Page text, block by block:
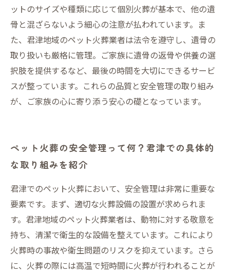
ットのサイズや種類に応じて個別火葬が基本で、他の遺
骨と混ざらないよう細心の注意が払われています。ま
た、君津地域のペット火葬業者は法令を遵守し、遺骨の
取り扱いも厳格に管理。ご家族に遺骨の返骨や供養の選
択肢を提供するなど、最後の時間を大切にできるサービ
スが整っています。これらの品質と安全管理の取り組み
が、ご家族の心に寄り添う安心の礎となっています。
ペット火葬の安全管理って何？君津での具体的
な取り組みを紹介
君津でのペット火葬において、安全管理は非常に重要な
要素です。まず、適切な火葬設備の設置が求められま
す。君津地域のペット火葬業者は、動物に対する敬意を
持ち、清潔で衛生的な設備を整えています。これにより
火葬時の事故や衛生問題のリスクを抑えています。さら
に、火葬の際には高温で短時間に火葬が行われることが